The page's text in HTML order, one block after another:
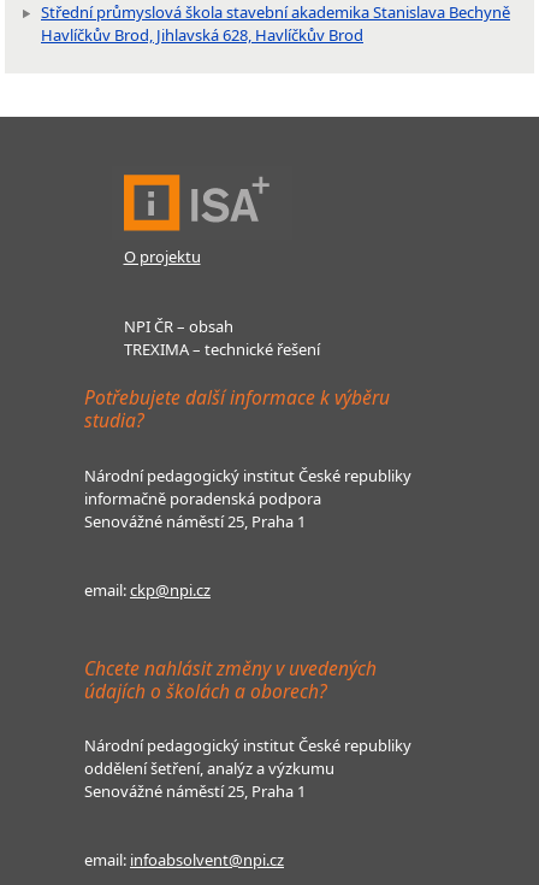
Střední průmyslová škola stavební akademika Stanislava Bechyně
Havlíčkův Brod, Jihlavská 628, Havlíčkův Brod
O projektu
NPI ČR – obsah
TREXIMA – technické řešení
Potřebujete další informace k výběru
studia?
Národní pedagogický institut České republiky
informačně poradenská podpora
Senovážné náměstí 25, Praha 1
email:ckp@npi.cz
Chcete nahlásit změny v uvedených
údajích o školách a oborech?
Národní pedagogický institut České republiky
oddělení šetření, analýz a výzkumu
Senovážné náměstí 25, Praha 1
email: infoabsolvent@npi.cz